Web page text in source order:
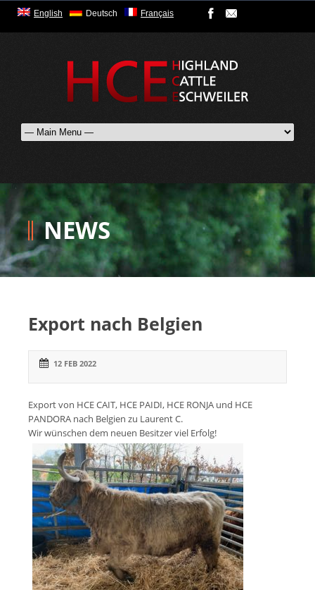
English Deutsch Français
NEWS
Export nach Belgien
12 FEB 2022
Export von HCE CAIT, HCE PAIDI, HCE RONJA und HCE
PANDORA nach Belgien zu Laurent C.
Wir wünschen dem neuen Besitzer viel Erfolg!